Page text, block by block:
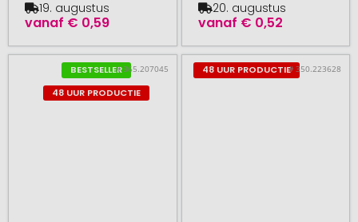
vanaf € 0,59
19. augustus
vanaf € 0,52
20. augustus
BESTSELLER
48 UUR PRODUCTIE
# 365.207045 48 UUR PRODUCTIE# 350.223628